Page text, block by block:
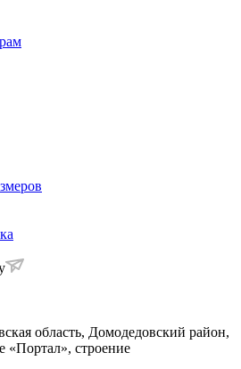
область, Домодедовский район,
«Портал», строение